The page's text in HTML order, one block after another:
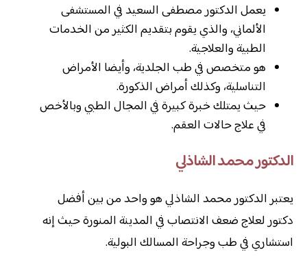
يعمل الدكتور مصطفى السعيد في المستشفى
الألماني، والذي يقوم بتقديم الكثير من الخدمات
الطبية والعلاجية.
هو متخصص في طب الجلدية، وأيضا الأمراض
التناسلية، وكذلك أمراض الذكورة.
حيث يمتلك خبرة كبيرة في المجال الطبي وبالأخص
في علاج حالات العقم.
الدكتور محمد الشاذلي
يعتبر الدكتور محمد الشاذلي هو واحد من بين أفضل
دكتور لعلاج ضعف الانتصاب في المدينة المنورة حيث إنه
استشاري في طب وجراحة المسالك البولية.